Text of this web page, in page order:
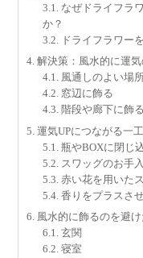
3.1.
なぜドライフラ
か？
3.2.
ドライフラワー
4. 解決策：風水的に運
4.1.風通しのよい場
4.2.窓辺に飾る
4.3.階段や廊下に飾る
5. 運気UPにつながる一
5.1. 瓶やBOXに閉じ
5.2. スワッグのお手
5.3. 赤い花を用いた
5.4. 香りをプラスさ
6. 風水的に飾るのを避
6.1.玄関
6.2.寝室